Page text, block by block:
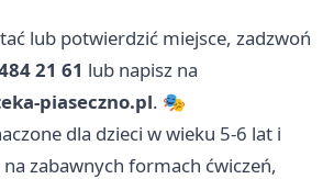
lub potwierdzić miejsce, zadzwoń
21 61 lub napisz na
piaseczno.pl. 🎭
dla dzieci w wieku 5-6 lat i
zabawnych formach ćwiczeń,